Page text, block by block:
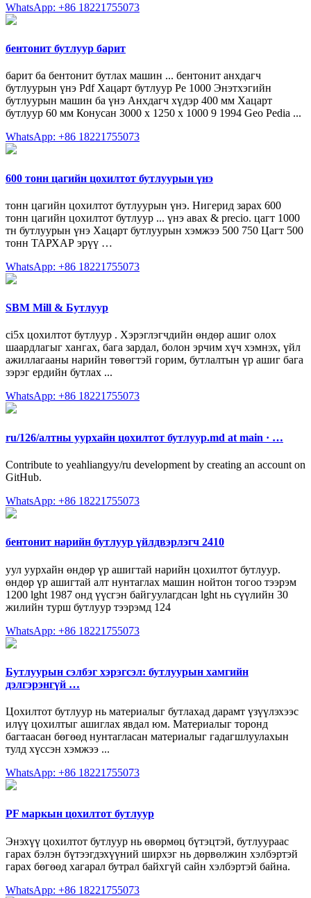
WhatsApp: +86 18221755073
бентонит бутлуур барит
барит ба бентонит бутлах машин ... бентонит анхдагч
бутлуурын үнэ Pdf Хацарт бутлуур Pe 1000 Энэтхэгийн
бутлуурын машин ба үнэ Анхдагч хүдэр 400 мм Хацарт
бутлуур 60 мм Конусан 3000 х 1250 х 1000 9 1994 Geo Pedia ...
WhatsApp: +86 18221755073
600 тонн цагийн цохилтот бутлуурын үнэ
тонн цагийн цохилтот бутлуурын үнэ. Нигерид зарах 600
тонн цагийн цохилтот бутлуур ... үнэ авах & precio. цагт 1000
тн бутлуурын үнэ Хацарт бутлуурын хэмжээ 500 750 Цагт 500
тонн ТАРХАР эрүү …
WhatsApp: +86 18221755073
SBM Mill & Бутлуур
ci5x цохилтот бутлуур . Хэрэглэгчдийн өндөр ашиг олох
шаардлагыг хангах, бага зардал, болон эрчим хүч хэмнэх, үйл
ажиллагааны нарийн төвөгтэй горим, бутлалтын үр ашиг бага
зэрэг ердийн бутлах ...
WhatsApp: +86 18221755073
ru/126/алтны уурхайн цохилтот бутлуур.md at main · …
Contribute to yeahliangyy/ru development by creating an account on
GitHub.
WhatsApp: +86 18221755073
бентонит нарийн бутлуур үйлдвэрлэгч 2410
уул уурхайн өндөр үр ашигтай нарийн цохилтот бутлуур.
өндөр үр ашигтай алт нунтаглах машин нойтон тогоо тээрэм
1200 lght 1987 онд үүсгэн байгуулагдсан lght нь сүүлийн 30
жилийн турш бутлуур тээрэмд 124
WhatsApp: +86 18221755073
Бутлуурын сэлбэг хэрэгсэл: бутлуурын хамгийн
дэлгэрэнгүй …
Цохилтот бутлуур нь материалыг бутлахад дарамт үзүүлэхээс
илүү цохилтыг ашиглах явдал юм. Материалыг торонд
багтаасан бөгөөд нунтагласан материалыг гадагшлуулахын
тулд хүссэн хэмжээ ...
WhatsApp: +86 18221755073
PF маркын цохилтот бутлуур
Энэхүү цохилтот бутлуур нь өвөрмөц бүтэцтэй, бутлуураас
гарах бэлэн бүтээгдэхүүний ширхэг нь дөрвөлжин хэлбэртэй
гарах бөгөөд хагарал бутрал байхгүй сайн хэлбэртэй байна.
WhatsApp: +86 18221755073